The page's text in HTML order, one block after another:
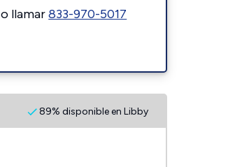
o llamar833-970-5017
89% disponible en Libby